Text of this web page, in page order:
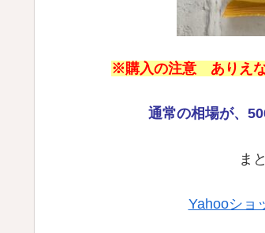
※購入の注意 ありえな
通常の相場が、
ま
Yahooショ